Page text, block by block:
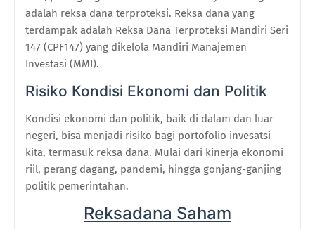
adalah reksa dana terproteksi. Reksa dana yang
terdampak adalah Reksa Dana Terproteksi Mandiri Seri
147 (CPF147) yang dikelola Mandiri Manajemen
Investasi (MMI).
Risiko Kondisi Ekonomi dan Politik
Kondisi ekonomi dan politik, baik di dalam dan luar
negeri, bisa menjadi risiko bagi portofolio invesatsi
kita, termasuk reksa dana. Mulai dari kinerja ekonomi
riil, perang dagang, pandemi, hingga gonjang-ganjing
politik pemerintahan.
Reksadana Saham